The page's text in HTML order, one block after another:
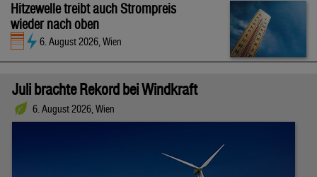
Hitzewelle treibt auch Strompreis
wieder nach oben
6. August 2026, Wien
Juli brachte Rekord bei Windkraft
6. August 2026, Wien